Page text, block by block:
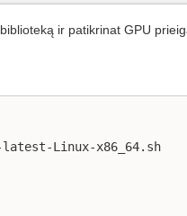
ir patikrinat GPU
latest-Linux-x86_64.sh